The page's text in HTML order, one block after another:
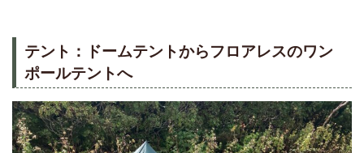
テント：ドームテントからフロアレスのワン
ポールテントへ